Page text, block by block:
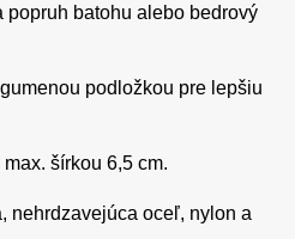
popruh batohu alebo bedrový
podložkou pre lepšiu
šírkou 6,5 cm.
nehrdzavejúca oceľ, nylon a